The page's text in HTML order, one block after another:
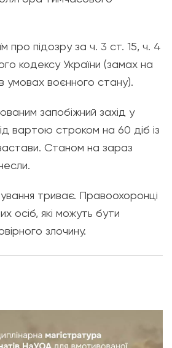
про підозру за ч. 3 ст. 15, ч. 4
кодексу України (замах на
умовах воєнного стану).
запобіжний захід у
вартою строком на 60 діб із
Станом на зараз
триває. Правоохоронці
осіб, які можуть бути
злочину.